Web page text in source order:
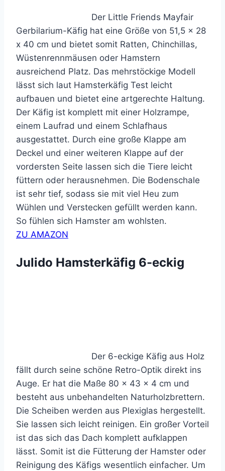
Der Little Friends Mayfair
Gerbilarium-Käfig hat eine Größe von 51,5 x 28
x 40 cm und bietet somit Ratten, Chinchillas,
Wüstenrennmäusen oder Hamstern
ausreichend Platz. Das mehrstöckige Modell
lässt sich laut Hamsterkäfig Test leicht
aufbauen und bietet eine artgerechte Haltung.
Der Käfig ist komplett mit einer Holzrampe,
einem Laufrad und einem Schlafhaus
ausgestattet. Durch eine große Klappe am
Deckel und einer weiteren Klappe auf der
vordersten Seite lassen sich die Tiere leicht
füttern oder herausnehmen. Die Bodenschale
ist sehr tief, sodass sie mit viel Heu zum
Wühlen und Verstecken gefüllt werden kann.
So fühlen sich Hamster am wohlsten.
ZU AMAZON
Julido Hamsterkäfig 6-eckig
Der 6-eckige Käfig aus Holz
fällt durch seine schöne Retro-Optik direkt ins
Auge. Er hat die Maße 80 x 43 x 4 cm und
besteht aus unbehandelten Naturholzbrettern.
Die Scheiben werden aus Plexiglas hergestellt.
Sie lassen sich leicht reinigen. Ein großer Vorteil
ist das sich das Dach komplett aufklappen
lässt. Somit ist die Fütterung der Hamster oder
Reinigung des Käfigs wesentlich einfacher. Um